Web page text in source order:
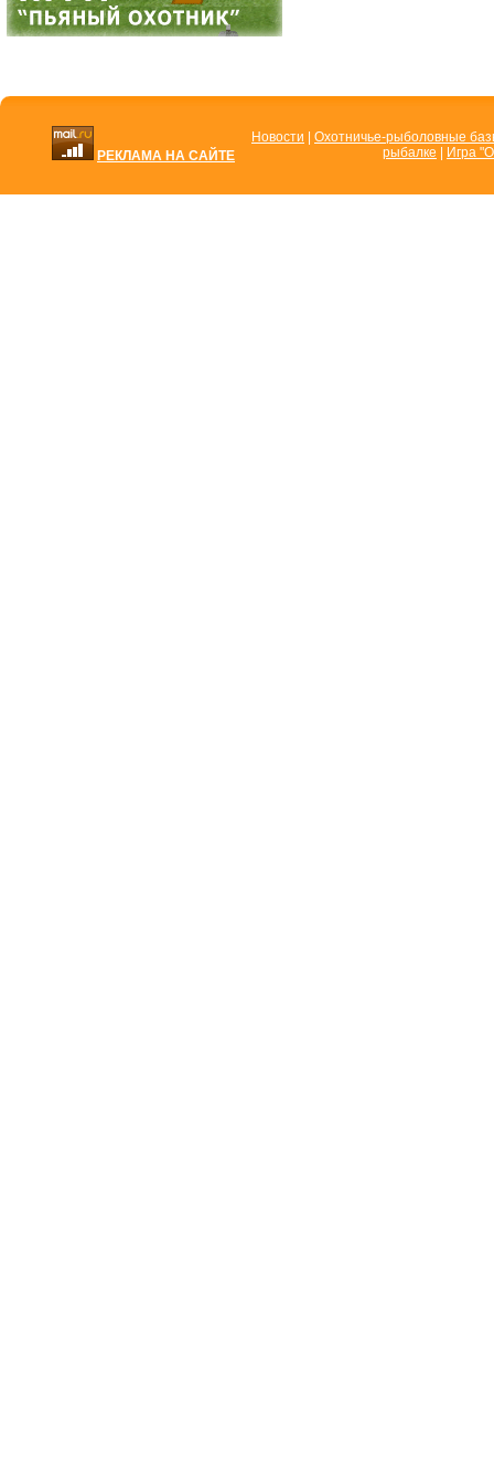
РЕКЛАМА НА САЙТЕ
Новости
Охотничье-рыболовные
рыбалке
Игра